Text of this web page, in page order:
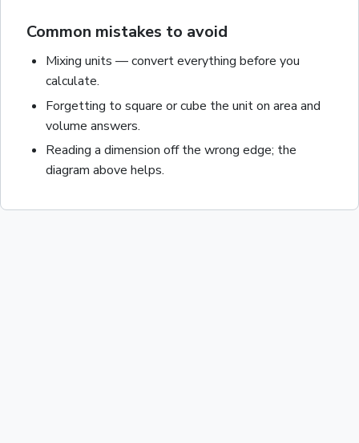
Common mistakes to avoid
Mixing units — convert everything before you
calculate.
Forgetting to square or cube the unit on area and
volume answers.
Reading a dimension off the wrong edge; the
diagram above helps.